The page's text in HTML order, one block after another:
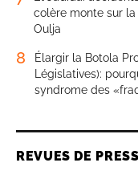
colère monte sur
Oulja
8
Élargir la Botola
Législatives):
syndrome des
REVUES DE